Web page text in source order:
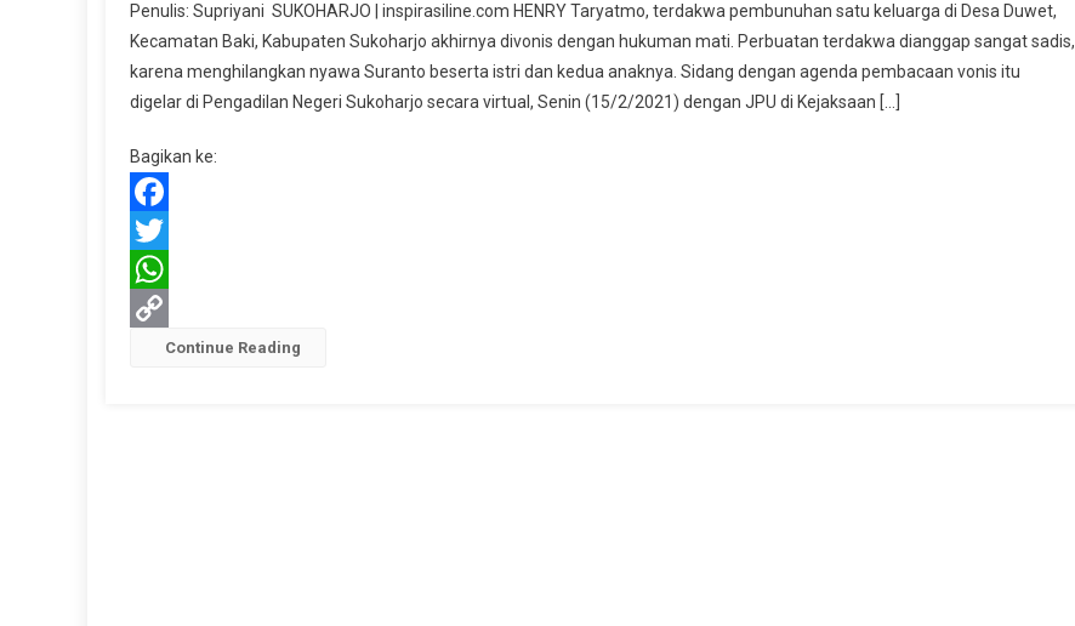
Sadis
Satu
Keluarga
Diganjar
Penulis: Supriyani SUKOHARJO | inspirasiline.com HENRY Taryatmo, terdakwa pembunuhan satu keluarga di Desa Duwet,
Kecamatan Baki, Kabupaten Sukoharjo akhirnya divonis dengan hukuman mati. Perbuatan terdakwa dianggap sangat sadis,
karena menghilangkan nyawa Suranto beserta istri dan kedua anaknya. Sidang dengan agenda pembacaan vonis itu
digelar di Pengadilan Negeri Sukoharjo secara virtual, Senin (15/2/2021) dengan JPU di Kejaksaan […]
Bagikan ke:
Facebook
Twitter
WhatsApp
CopyContinue Reading